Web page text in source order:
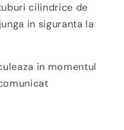
cilindrice de
in siguranta la
in momentul